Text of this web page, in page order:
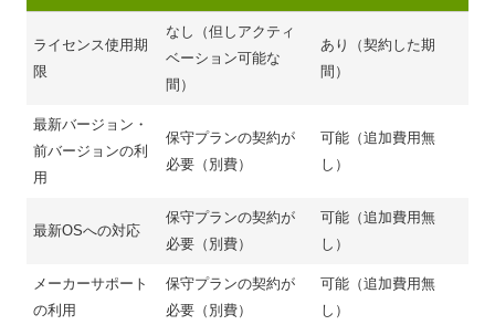
ライセンス使用期
限
なし（但しアクティ
ベーション可能な
間）
あり（契約した期
間）
最新バージョン・
前バージョンの利
用
保守プランの契約が
必要（別費）
可能（追加費用無
し）
最新OSへの対応
保守プランの契約が
必要（別費）
可能（追加費用無
し）
メーカーサポート
の利用
保守プランの契約が
必要（別費）
可能（追加費用無
し）